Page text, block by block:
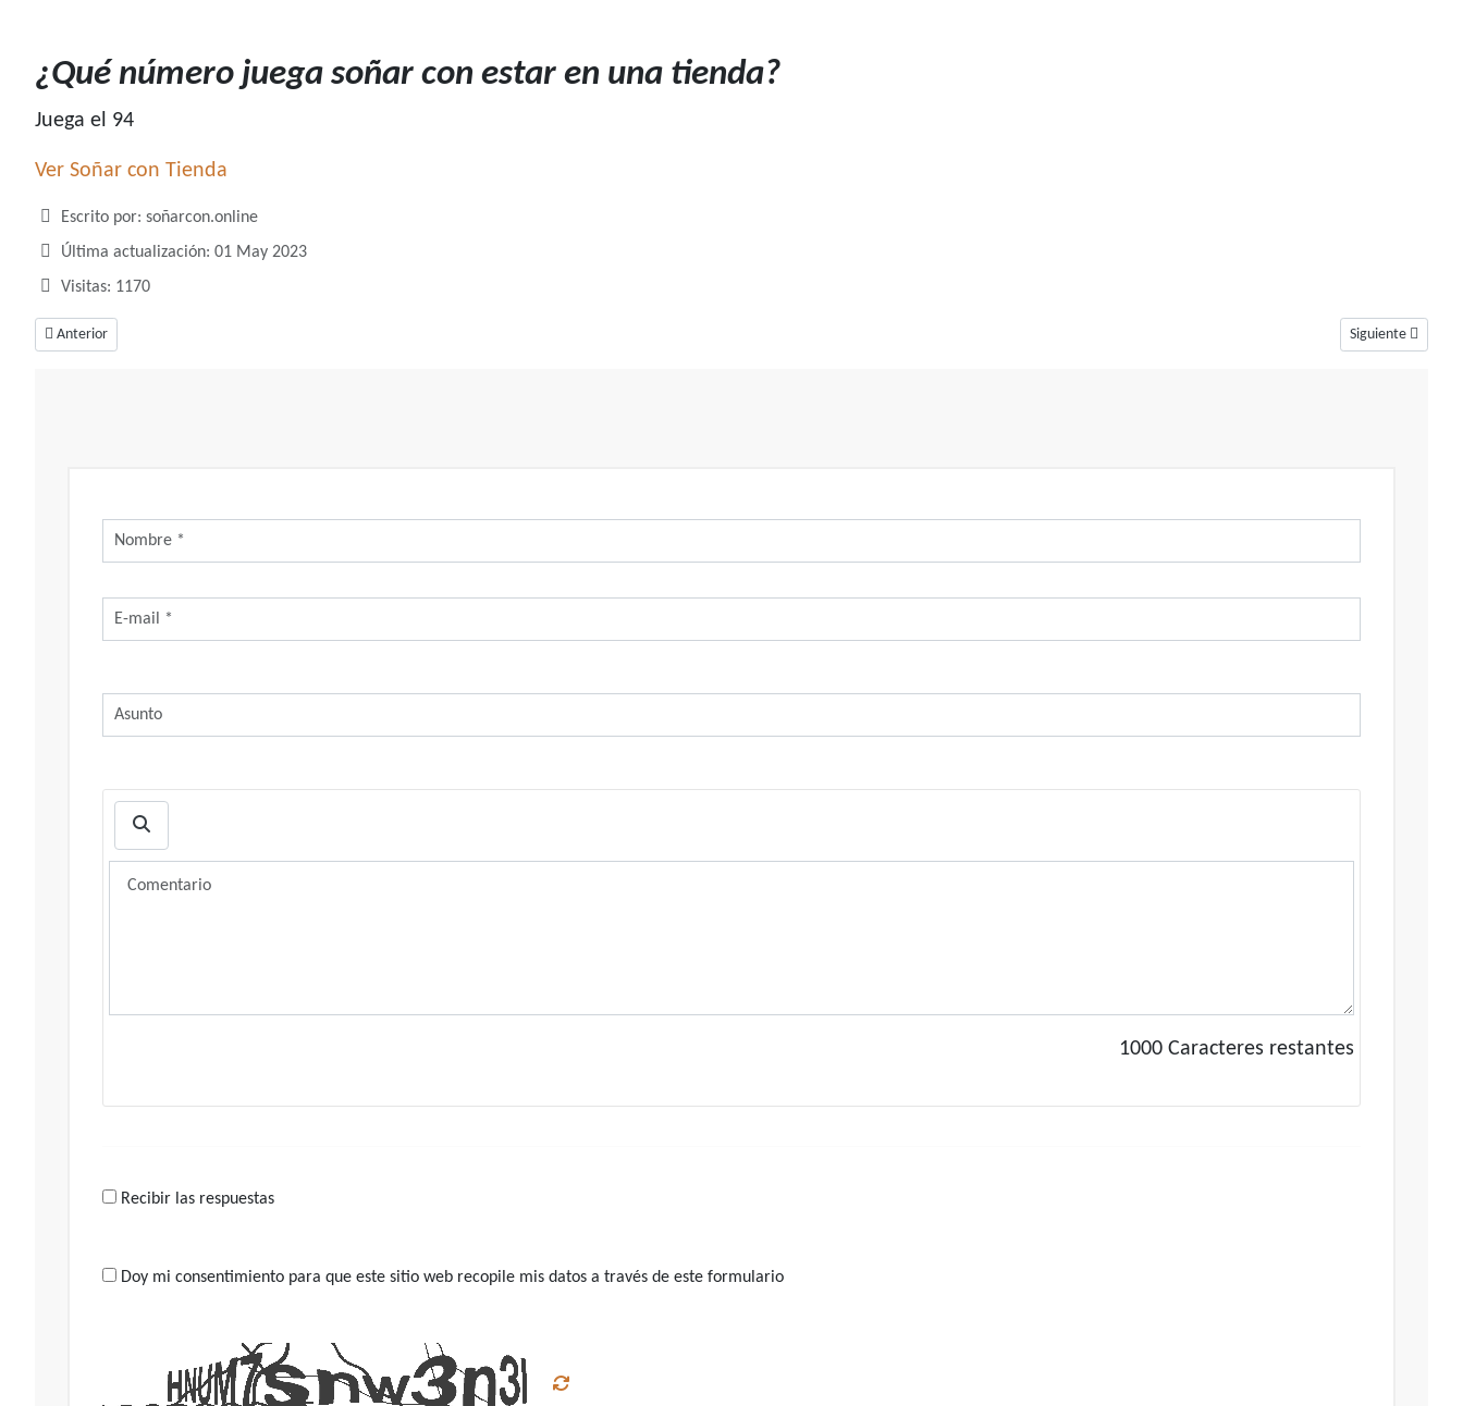
¿Qué número juega soñar con estar en una tienda?
Juega el 94
Ver Soñar con Tienda
Detalles
Escrito por: soñarcon.online
Última actualización: 01 May 2023
Visitas: 1170
Artículo anterior: ¿Qué número juega soñar con tiburones?
Anterior Artículo siguiente:
Siguiente
1000 Caracteres restantes
Recibir las respuestas
Doy mi consentimiento para que este sitio web recopile mis datos a través de este formulario